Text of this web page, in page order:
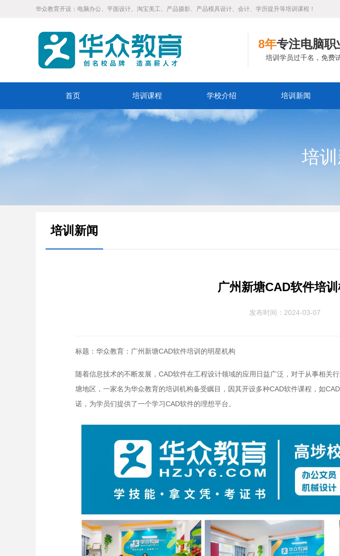
华众教育开设：电脑办公、平面设计、淘宝美工、产品摄影、产品模具设计、会计、学历提升等培训课程！
8年专注电脑职
培训学员过千名，免费
首页 培训课程 学校介绍 培训新闻
培
培训新闻
广州新塘CAD软件培
发布时间：2024-03-07
标题：华众教育：广州新塘CAD软件培训的明星机构
随着信息技术的不断发展，CAD软件在工程设计领域的应用日益广泛，对于从事相
塘地区，一家名为华众教育的培训机构备受瞩目，因其开设多种CAD软件课程，如
诺，为学员们提供了一个学习CAD软件的理想平台。